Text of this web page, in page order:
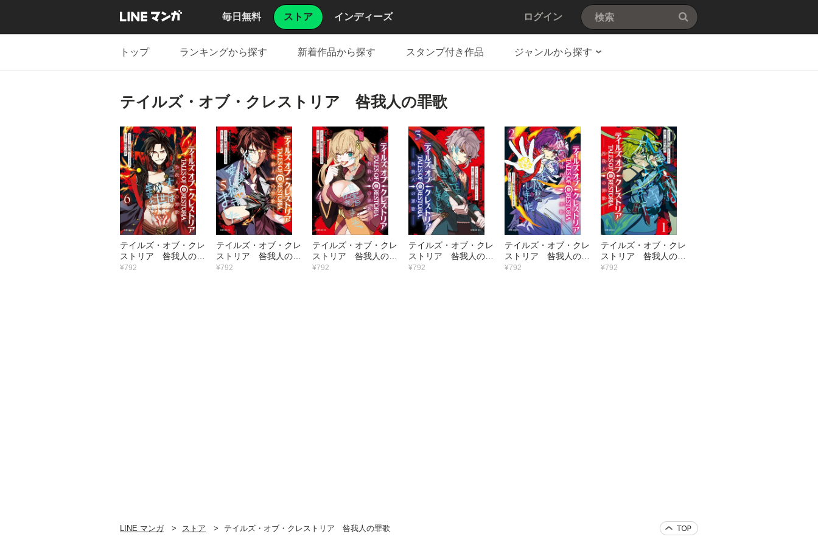
毎日無料 ストア インディーズ ログイン
トップ ランキングから探す 新着作品から探す スタンプ付き作品 ジャンルから探す
テイルズ・オブ・クレストリア 咎我人の罪歌
テイルズ・オブ・クレ
ストリア 咎我人の罪
歌 （6）
¥792
テイルズ・オブ・クレ
ストリア 咎我人の罪
歌 （5）
¥792
テイルズ・オブ・クレ
ストリア 咎我人の罪
歌 （4）
¥792
テイルズ・オブ・クレ
ストリア 咎我人の罪
歌 （3）
¥792
テイルズ・オブ・クレ
ストリア 咎我人の罪
歌 （2）
¥792
テイルズ・オブ・クレ
ストリア 咎我人の罪
歌 （1）
¥792
LINE マンガ ストア テイルズ・オブ・クレストリア 咎我人の罪歌